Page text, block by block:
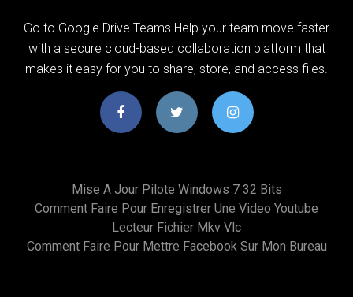
Go to Google Drive Teams Help your team move faster
with a secure cloud-based collaboration platform that
makes it easy for you to share, store, and access files.
Mise A Jour Pilote Windows 7 32 Bits
Comment Faire Pour Enregistrer Une Video Youtube
Lecteur Fichier Mkv Vlc
Comment Faire Pour Mettre Facebook Sur Mon Bureau